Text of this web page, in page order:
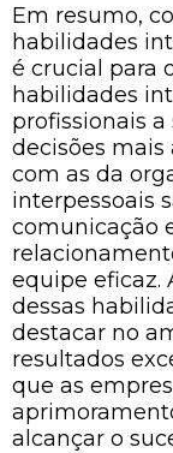
Em resumo,
habilidades
é crucial para
habilidades
profissionais
decisões mais
com as da
interpessoais
comunicação
equipe eficaz.
dessas
destacar no
resultados
que as
alcançar o